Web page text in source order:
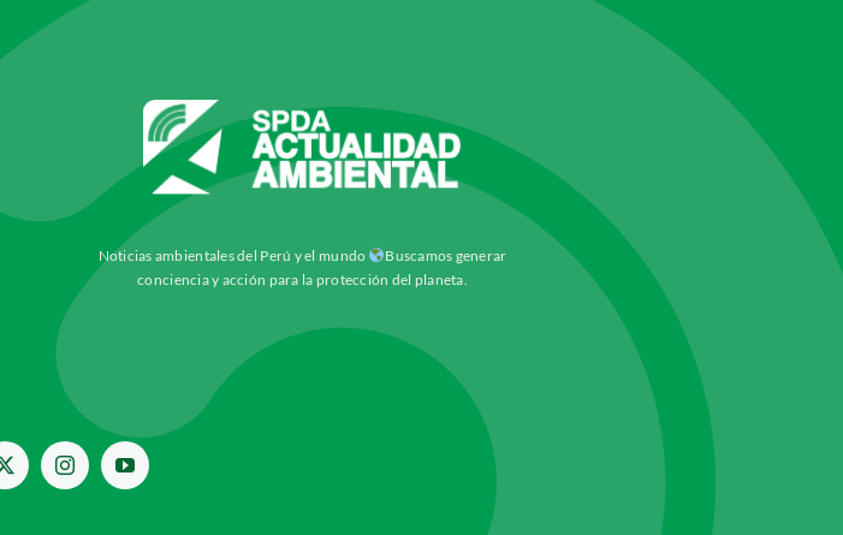
Noticias ambientales del Perú y el mundo
Buscamos generar
conciencia y acción para la protección del planeta.